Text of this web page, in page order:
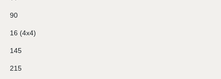
90
16 (4х4)
145
215